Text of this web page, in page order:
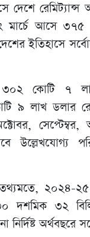
দেশে
মার্চে আসে
ইতিহাসে
৩০২ কোটি ৭
৯ লাখ ডলার
উল্লেখযোগ্য
তথ্যমতে, ২০২৪-
৩০ দশমিক ৩২
অর্থবছরে